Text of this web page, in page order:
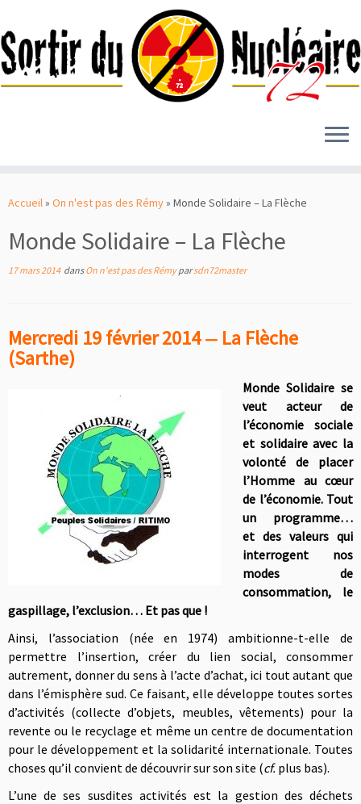
auAccueil» On n'est pas des Rémy» Monde Solidaire – La Flèche
Monde Solidaire – La Flèche
17 mars 2014dansOn n'est pas des Rémyparsdn72master
Mercredi 19 février 2014 — La Flèche
(Sarthe)
Monde Solidaire se
veut acteur de
l’économie sociale
et solidaire avec la
volonté de placer
l’Homme au cœur
de l’économie. Tout
un programme…
et des valeurs qui
interrogent nos
modes de
consommation, le
gaspillage, l’exclusion… Et pas que !
Ainsi, l’association (née en 1974) ambitionne-t-elle de
permettre l’insertion, créer du lien social, consommer
autrement, donner du sens à l’acte d’achat, ici tout autant que
dans l’émisphère sud. Ce faisant, elle développe toutes sortes
d’activités (collecte d’objets, meubles, vêtements) pour la
revente ou le recyclage et même un centre de documentation
pour le développement et la solidarité internationale. Toutes
choses qu’il convient de découvrir sur son site (cf. plus bas).
L’une de ses susdites activités est la gestion des déchets